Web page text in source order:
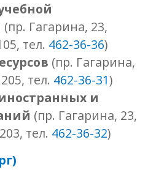
(пр. Гагарина, 23,
тел. 462-36-36)
(пр. Гагарина,
тел. 462-36-31)
и
(пр. Гагарина, 23,
тел. 462-36-32)